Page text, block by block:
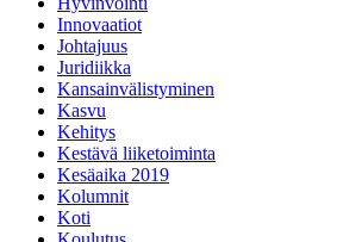
Innovaatiot
Johtajuus
Juridiikka
Kansainvälistyminen
Kasvu
Kehitys
Kestävä liiketoiminta
Kesäaika 2019
Kolumnit
Koti